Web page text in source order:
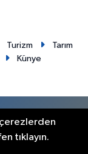
Turizm
Tarım
Künye
saklıdır.
tıklayın.